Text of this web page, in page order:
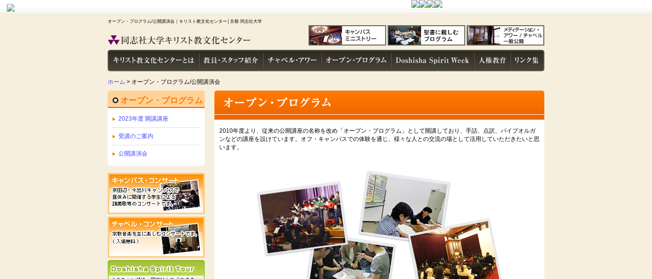
オープン・プログラム/公開講演会｜キリスト教文化センター│京都 同志社大学
ホーム > オープン・プログラム/公開講演会
2010年度より、従来の公開講座の名称を改め「オープン・プログラム」として開講しており、手話、点訳、パイプオルガ
ンなどの講座を設けています。オフ・キャンパスでの体験を通じ、様々な人との交流の場として活用していただきたいと思
います。
オープン・プログラム
2023年度 開講講座
受講のご案内
公開講演会